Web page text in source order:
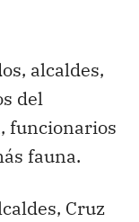
alcaldes,
del
funcionarios
fauna.
Cruz